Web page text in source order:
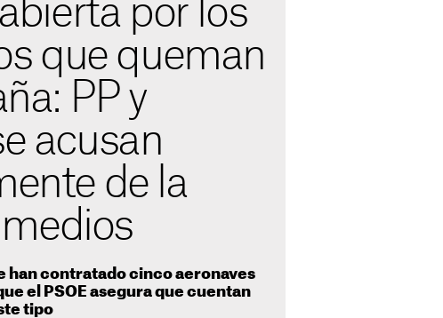
por los
que queman
PP y
acusan
de la
han contratado cinco aeronaves
el PSOE asegura que cuentan
tipo